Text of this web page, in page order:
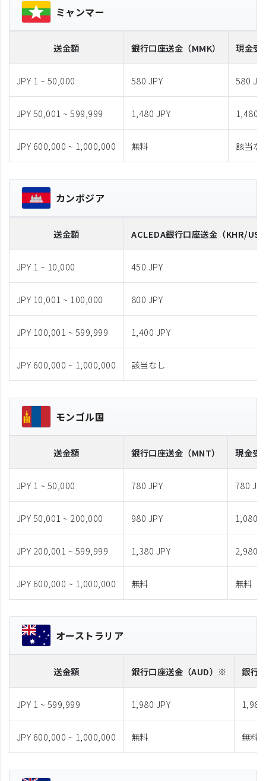
ミャンマー
送金額 銀行口座送金 （MMK） 現金受
JPY 1 ~ 50,000 580 JPY 580
JPY 50,001 ~ 599,999 1,480 JPY 1,480
JPY 600,000 ~ 1,000,000 無料 該当な
カンボジア
送金額 ACLEDA銀行口座送金 （KHR/
JPY 1 ~ 10,000 450 JPY
JPY 10,001 ~ 100,000 800 JPY
JPY 100,001 ~ 599,999 1,400 JPY
JPY 600,000 ~ 1,000,000 該当なし
モンゴル国
送金額 銀行口座送金 （MNT） 現金受
JPY 1 ~ 50,000 780 JPY 780
JPY 50,001 ~ 200,000 980 JPY 1,080
JPY 200,001 ~ 599,999 1,380 JPY 2,980
JPY 600,000 ~ 1,000,000 無料 無料
オーストラリア
送金額 銀行口座送金 （AUD）※ 銀行
JPY 1 ~ 599,999 1,980 JPY 1,980
JPY 600,000 ~ 1,000,000 無料 無料